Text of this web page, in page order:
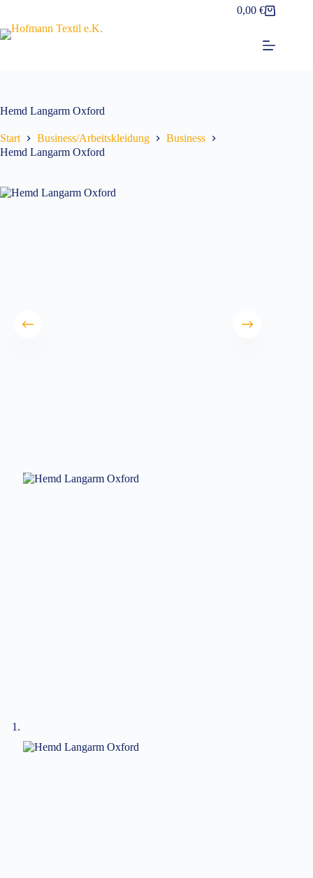
springen
Warenkorb
0,00€
Hemd Langarm Oxford
Start Business/Arbeitskleidung
Business
Hemd Langarm Oxford